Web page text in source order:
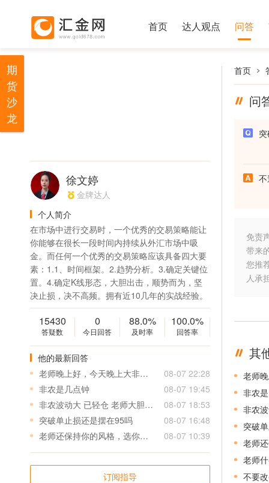
首页 达人观点 问答
徐文婷
金牌达人
个人简介
在市场中进行交易时，一个优秀的交易策略能让
你能够在很长一段时间内持续从外汇市场中吸
金。而任何一个优秀的交易策略应该具备四大要
素：1.1、时间框架。2.趋势分析。3.确定关键位
置。4.确定K线形态，大胆出击，顺势而为，坚
决止损，决不高频。拥有近10几年的实战经验。
15430
答疑数
0
今日回答
88.0%
及时率
100.0%
回答率
他的最新回答
老师晚上好，今天晚上大非农有什么福利单可以领取的呀
08-07 22:28
非农是几点钟
08-07 19:45
非农波动大 已轻仓 老师大胆操作
08-07 18:53
突破单止损还是摆在95吗
08-07 16:48
老师还保持你的风格，选你就是因为小止损高盈利，别的老师动不动15-20个点止损，看着盈利5个点减仓，其实买入卖出各偷一个点，再加上点差，盈利只剩两个点不到，亏一单得盈利七八单，所以老师保持自己的风格啊，保持下去盈利可观
08-07 10:39
订阅指导
首页
问
免责
带来
您推
人承
其
老师
非农
非农
突破
老师
期
货
沙
龙